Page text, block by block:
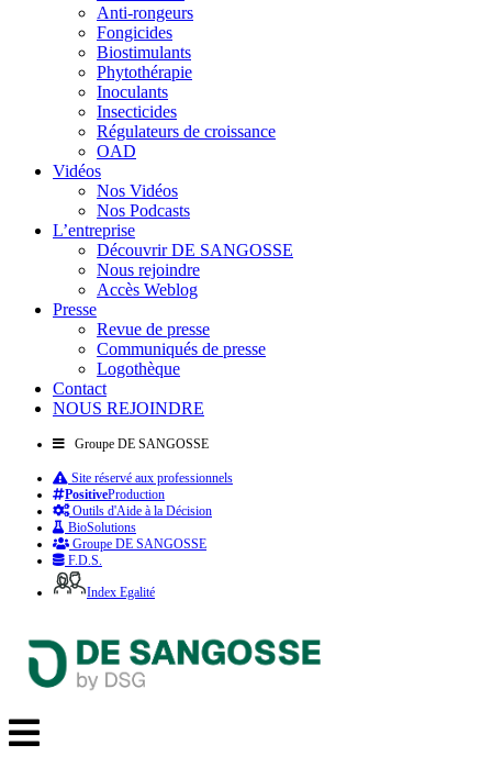
Anti-rongeurs
Fongicides
Biostimulants
Phytothérapie
Inoculants
Insecticides
Régulateurs de croissance
OAD
Vidéos
Nos Vidéos
Nos Podcasts
L’entreprise
Découvrir DE SANGOSSE
Nous rejoindre
Accès Weblog
Presse
Revue de presse
Communiqués de presse
Logothèque
Contact
NOUS REJOINDRE
Groupe DE SANGOSSE
Site réservé aux professionnels
PositiveProduction
Outils d'Aide à la Décision
BioSolutions
Groupe DE SANGOSSE
F.D.S.
Index Egalité